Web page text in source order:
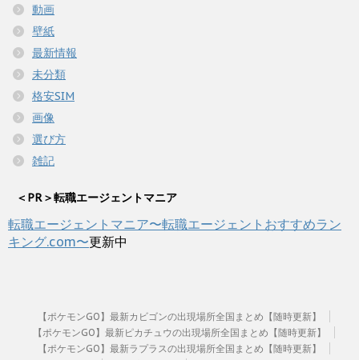
動画
壁紙
最新情報
未分類
格安SIM
画像
選び方
雑記
＜PR＞転職エージェントマニア
転職エージェントマニア〜転職エージェントおすすめラン
キング.com〜更新中
【ポケモンGO】最新カビゴンの出現場所全国まとめ【随時更新】
【ポケモンGO】最新ピカチュウの出現場所全国まとめ【随時更新】
【ポケモンGO】最新ラプラスの出現場所全国まとめ【随時更新】